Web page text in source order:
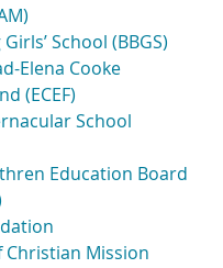
School (BBGS)
Elena Cooke
(ECEF)
School
Education Board
Christian Mission